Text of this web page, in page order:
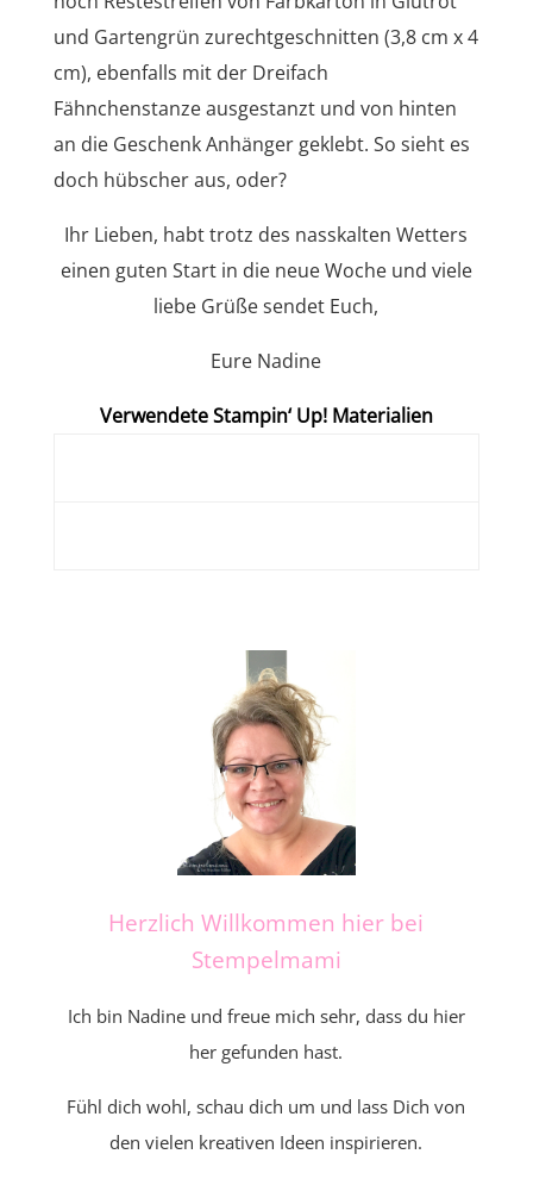
und Gartengrün zurechtgeschnitten (3,8 cm x 4
cm), ebenfalls mit der Dreifach
Fähnchenstanze ausgestanzt und von hinten
an die Geschenk Anhänger geklebt. So sieht es
doch hübscher aus, oder?
Ihr Lieben, habt trotz des nasskalten Wetters
einen guten Start in die neue Woche und viele
liebe Grüße sendet Euch,
Eure Nadine
Verwendete Stampin‘ Up! Materialien
Herzlich Willkommen hier bei
Stempelmami
Ich bin Nadine und freue mich sehr, dass du hier
her gefunden hast.
Fühl dich wohl, schau dich um und lass Dich von
den vielen kreativen Ideen inspirieren.